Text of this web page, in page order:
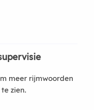
meer rijmwoorden
zien.